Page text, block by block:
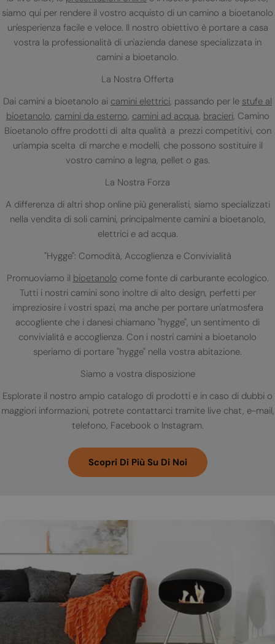
siamo qui per rendere il vostro acquisto di un camino a bioetanolo
un'esperienza facile e veloce. Il nostro obiettivo è portare a casa
vostra la professionalità di un'azienda danese specializzata in
camini a bioetanolo.
La Nostra Offerta
Dai camini a bioetanolo ai camini elettrici, passando per le stufe al
bioetanolo, camini da esterno, camini ad acqua, bracieri, Camino
Bioetanolo offre prodotti di alta qualità a prezzi competitivi, con
un'ampia scelta di marche e modelli, che possono sostituire il
vostro camino a legna, pellet o gas.
La Nostra Forza
A differenza di altri shop online più generalisti, siamo specializzati
nella vendita di soli camini, principalmente camini a bioetanolo,
elettrici e ad acqua.
"Hygge": Comodità, Accoglienza e Convivialità
Promuoviamo il bioetanolo come fonte di carburante ecologico.
Tutti i nostri camini sono inoltre di alto design, perfetti per
impreziosire i vostri spazi, ma anche per portare un'atmosfera
accogliente che i danesi chiamano "hygge", un sentimento di
convivialità e accoglienza. Con i nostri camini a bioetanolo
speriamo di portare "hygge" nella vostra abitazione.
Siamo a vostra disposizione
Esplorate il nostro ampio catalogo di prodotti e in caso di dubbi o
maggiori informazioni, potrete contattarci tramite live chat, e-mail,
telefono, Facebook o Instagram.
Scopri Di Più Su Di Noi